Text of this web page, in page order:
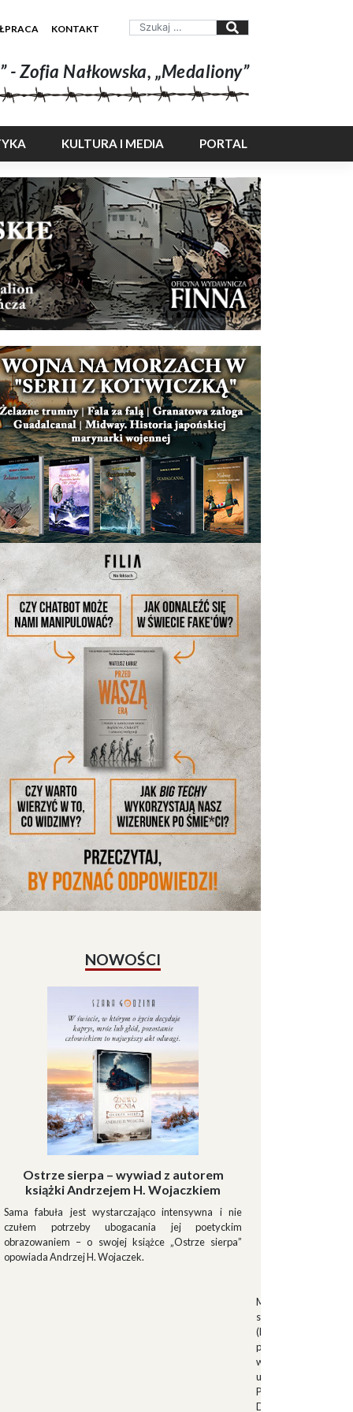
KONTAKT
Zofia Nałkowska, „Medaliony”
KULTURA I MEDIA PORTAL
NOWOŚCI
Ostrze sierpa – wywiad z autorem
książki Andrzejem H. Wojaczkiem
Sama fabuła jest wystarczająco intensywna i nie
czułem potrzeby ubogacania jej poetyckim
obrazowaniem – o swojej książce „Ostrze sierpa”
opowiada Andrzej H. Wojaczek.
Muszkieterowie
stanowili elitarną
(Milizia Volontaria
pełniącą rolę
w latach 1923-
uroczystościach
Palazzo Venezia w
Duce.